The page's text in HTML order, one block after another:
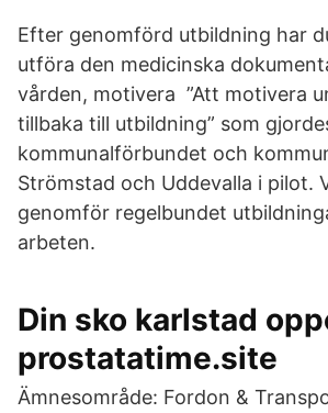
Efter genomförd utbildning har
utföra den medicinska
vården, motivera ”Att motivera
tillbaka till utbildning” som
kommunalförbundet och
Strömstad och Uddevalla i pilot.
genomför regelbundet
arbeten.
Din sko karlstad
prostatatime.site
Ämnesområde: Fordon &